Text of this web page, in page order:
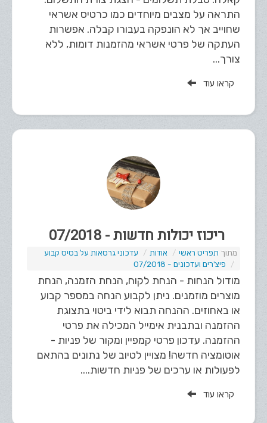
התראה על מצבים מיוחדים כמו כרטיס אשראי
שחוייב אך לא הונפקה בעבורו קבלה. אפשרות
העתקה של פרטי אשראי מהזמנות דומות, ללא
צורך...
קראו עוד
ריכוז יכולות חדשות - 07/2018
תפריט ראשי אודות
עדכוני גרסאות על בסיס קבוע
פיצ'רים ועדכונים - 07/2018
מודול הנחות - הנחת לקוח, הנחת הזמנה, הנחת
מוצרים מוזמנים. ניתן לקבוע הנחה במספר קבוע
או באחוזים. ההנחה תבוא לידי ביטוי בתצוגת
ההזמנה ובתבנית אימייל המכילה את פרטי
ההזמנה. עדכון פרטי קמפיין ומקור של פניות -
אוטומציה חדשה! מצויין לטיוב של נתונים בהתאם
לפעולות או ערכים של פניות חדשות....
קראו עוד